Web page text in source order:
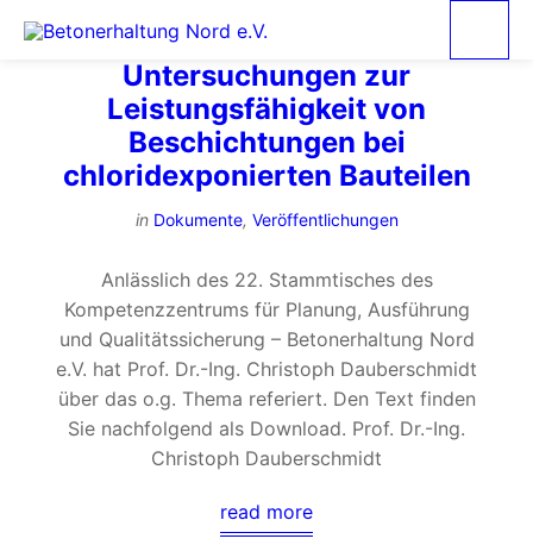
Untersuchungen zur
Leistungsfähigkeit von
Beschichtungen bei
chloridexponierten Bauteilen
in Dokumente, Veröffentlichungen
Anlässlich des 22. Stammtisches des
Kompetenzzentrums für Planung, Ausführung
und Qualitätssicherung – Betonerhaltung Nord
e.V. hat Prof. Dr.-Ing. Christoph Dauberschmidt
über das o.g. Thema referiert. Den Text finden
Sie nachfolgend als Download. Prof. Dr.-Ing.
Christoph Dauberschmidt
read more